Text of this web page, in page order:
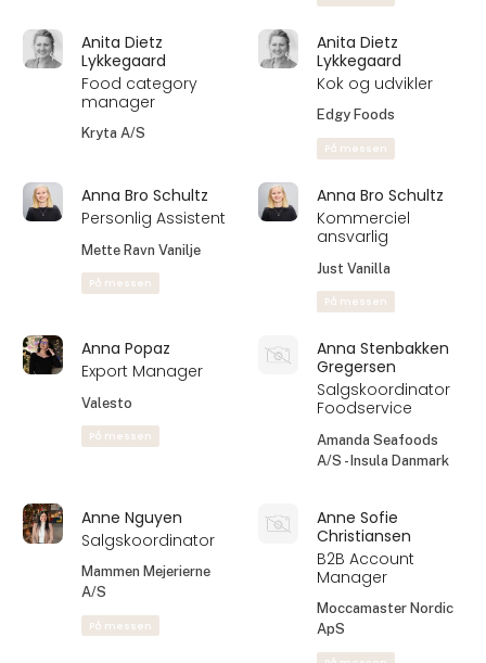
Anita Dietz
Lykkegaard
Food category
manager
Kryta A/S
Anita Dietz
Lykkegaard
Kok og udvikler
Edgy Foods
På messen
Anna Bro Schultz
Personlig Assistent
Mette Ravn Vanilje
På messen
Anna Bro Schultz
Kommerciel
ansvarlig
Just Vanilla
På messen
Anna Popaz
Export Manager
Valesto
På messen
Anna Stenbakken
Gregersen
Salgskoordinator
Foodservice
Amanda Seafoods
A/S - Insula Danmark
Anne Nguyen
Salgskoordinator
Mammen Mejerierne
A/S
På messen
Anne Sofie
Christiansen
B2B Account
Manager
Moccamaster Nordic
ApS